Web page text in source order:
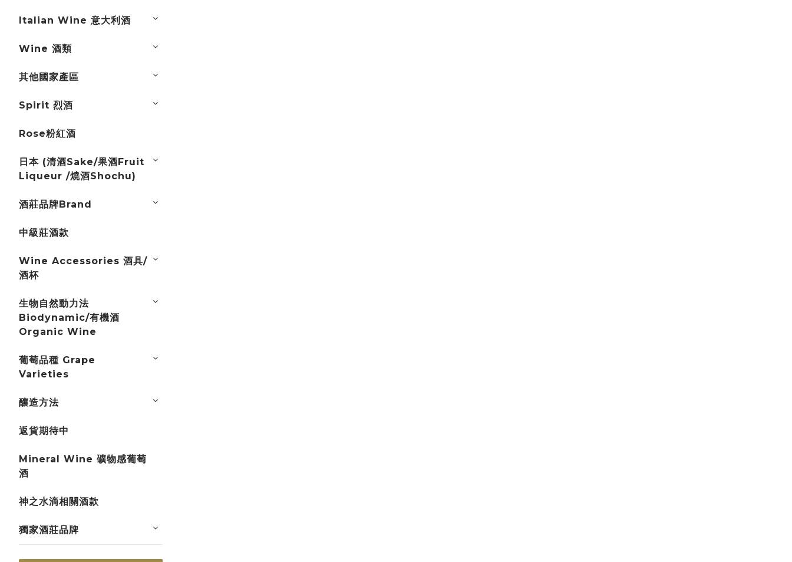
Italian Wine 意大利酒
Wine 酒類
其他國家產區
Spirit 烈酒
Rose粉紅酒
日本 (清酒Sake/果酒Fruit
Liqueur /燒酒Shochu)
酒莊品牌Brand
中級莊酒款
Wine Accessories 酒具/
酒杯
生物自然動力法
Biodynamic/有機酒
Organic Wine
葡萄品種 Grape
Varieties
釀造方法
返貨期待中
Mineral Wine 礦物感葡萄
酒
神之水滴相關酒款
獨家酒莊品牌